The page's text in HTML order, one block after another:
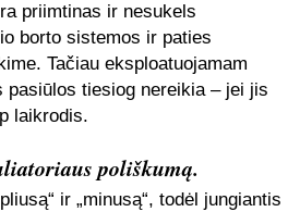
priimtinas ir nesukels
borto sistemos ir paties
Tačiau eksploatuojamam
pasiūlos tiesiog nereikia – jei jis
laikrodis.
poliškumą.
ir „minusą“, todėl jungiantis